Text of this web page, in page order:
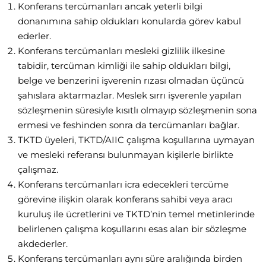
Konferans tercümanları ancak yeterli bilgi
donanımına sahip oldukları konularda görev kabul
ederler.
Konferans tercümanları mesleki gizlilik ilkesine
tabidir, tercüman kimliği ile sahip oldukları bilgi,
belge ve benzerini işverenin rızası olmadan üçüncü
şahıslara aktarmazlar. Meslek sırrı işverenle yapılan
sözleşmenin süresiyle kısıtlı olmayıp sözleşmenin sona
ermesi ve feshinden sonra da tercümanları bağlar.
TKTD üyeleri, TKTD/AIIC çalışma koşullarına uymayan
ve mesleki referansı bulunmayan kişilerle birlikte
çalışmaz.
Konferans tercümanları icra edecekleri tercüme
görevine ilişkin olarak konferans sahibi veya aracı
kuruluş ile ücretlerini ve TKTD’nin temel metinlerinde
belirlenen çalışma koşullarını esas alan bir sözleşme
akdederler.
Konferans tercümanları aynı süre aralığında birden